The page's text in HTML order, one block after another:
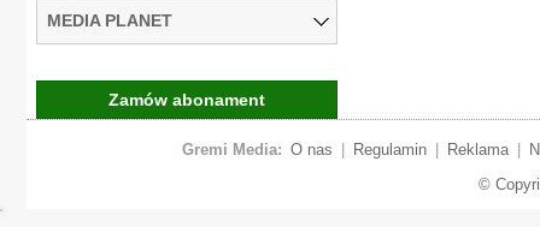
MEDIA PLANET
Zamów abonament
Gremi Media: O nas Regulamin Reklama
©